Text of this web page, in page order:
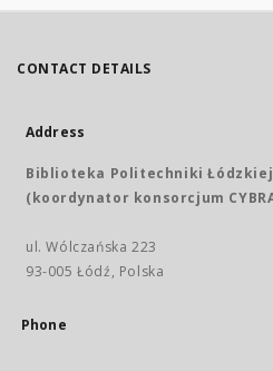
CONTACT DETAILS
Address
Biblioteka Politechniki Łódzkiej
(koordynator konsorcjum
ul. Wólczańska 223
93-005 Łódź, Polska
Phone